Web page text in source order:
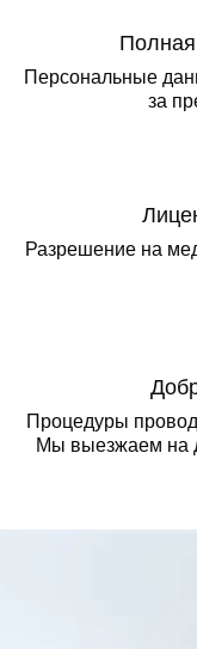
Персональные
за
Разрешение на
Процедуры
Мы выезжаем на